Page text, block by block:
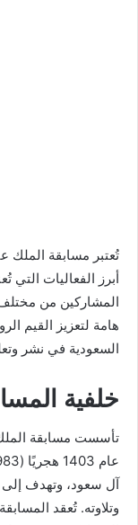
تُعتبر مسابقة الملك
أبرز الفعاليات
المشاركين من مختلف
هامة لتعزيز القيم
السعودية في نشر
خلفية
تأسست مسابقة الملك
آل سعود، وتهدف
وتلاوته. تُعقد